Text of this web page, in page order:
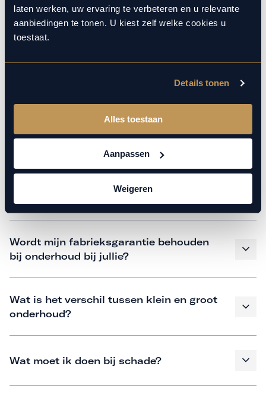
laten werken, uw ervaring te verbeteren en u relevante
aanbiedingen te tonen. U kiest zelf welke cookies u
toestaat.
Details tonen
Alles toestaan
Aanpassen
Weigeren
verzorgen het onderhoud op hetzelfde niveau als een
merkdealer. Kom gerust langs in onze werkplaats voor een
Hoe weet ik welk onderhoud mijn
auto nodig heeft en wanneer?
Is vervangend vervoer mogelijk?
Wordt mijn fabrieksgarantie behouden
bij onderhoud bij jullie?
Wat is het verschil tussen klein en groot
onderhoud?
Wat moet ik doen bij schade?